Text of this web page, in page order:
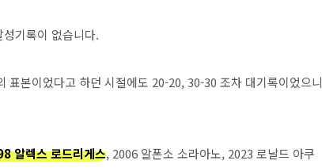
기록이 없습니다.
표본이었다고 하던 시절에도 20-20, 30-30 조차 대기록이었으니
알렉스 로드리게스, 2006 알폰소 소라아노, 2023 로날드 아쿠